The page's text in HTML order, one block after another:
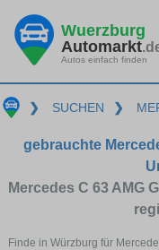
Wuerzburg
Automarkt
Autos einfach finden
❯ SUCHEN ❯
gebrauchte
Mercedes C 63 AMG
Finde in Würzburg für